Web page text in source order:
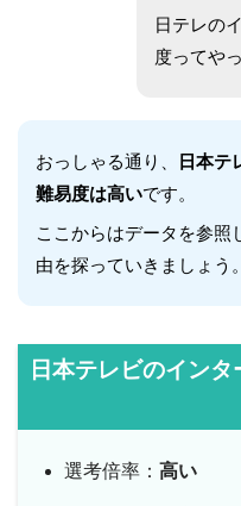
日テレの
度ってや
おっしゃる通り、
日本テ
難易度は高いです。
ここからはデータを参照
由を探っていきましょう。
日本テレビのイン
選考倍率： 高い